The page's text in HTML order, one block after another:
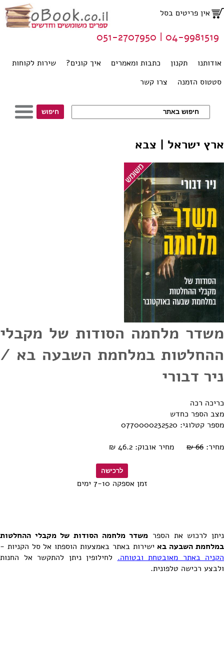
אין פריטים בסל
אודותנו תקנון כתבות ומאמרים איך קונים?
שירות לקוחות
סטטוס הזמנה
צרו קשר
04-9981519 | 051-2707950
ארץ ישראל | צבא
משדר מלחמה הסודות של מקבלי
ההחלטות במלחמת השבעה בא /
ניר דבורי
כריכה רכה
מצב הספר כחדש
מספר קטלוגי: 0770000232520
מחיר: 66 ₪ מחיר אובוק: 46.2 ₪
זמן אספקה 7-10 ימים
ניתן לרכוש את הספר משדר מלחמה הסודות של מקבלי ההחלטות
במלחמת השבעה בא ישירות באתר באמצעות הוספתו אל סל הקניות -
הקניה באתר מאובטחת ובטוחה. לחילופין ניתן להתקשר אל החנות
ולבצע רכישה טלפונית.